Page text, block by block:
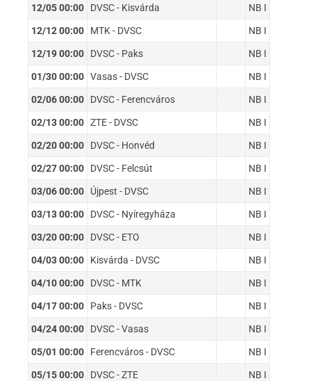
12/05 00:00 DVSC - Kisvárda NB I
12/12 00:00 MTK - DVSC NB I
12/19 00:00 DVSC - Paks NB I
01/30 00:00 Vasas - DVSC NB I
02/06 00:00 DVSC - Ferencváros NB I
02/13 00:00 ZTE - DVSC NB I
02/20 00:00 DVSC - Honvéd NB I
02/27 00:00 DVSC - Felcsút NB I
03/06 00:00 Újpest - DVSC NB I
03/13 00:00 DVSC - Nyíregyháza NB I
03/20 00:00 DVSC - ETO NB I
04/03 00:00 Kisvárda - DVSC NB I
04/10 00:00 DVSC - MTK NB I
04/17 00:00 Paks - DVSC NB I
04/24 00:00 DVSC - Vasas NB I
05/01 00:00 Ferencváros - DVSC NB I
05/15 00:00 DVSC - ZTE NB I